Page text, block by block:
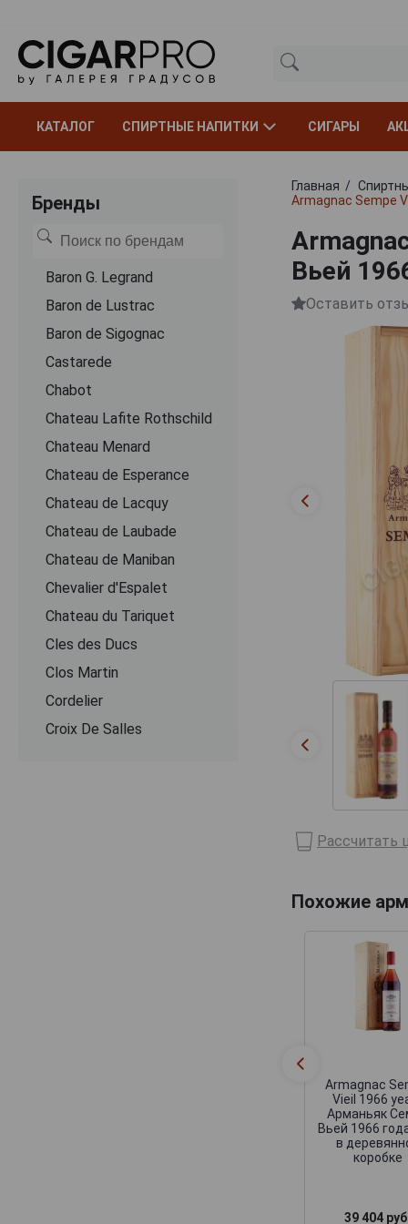
КАТАЛОГ СПИРТНЫЕ НАПИТКИ СИГАРЫ
Бренды
Baron G. Legrand
Baron de Lustrac
Baron de Sigognac
Castarede
Chabot
Chateau Lafite Rothschild
Chateau Menard
Chateau de Esperance
Chateau de Lacquy
Chateau de Laubade
Chateau de Maniban
Chevalier d'Espalet
Chаteau du Tariquet
Cles des Ducs
Clos Martin
Cordelier
Croix De Salles
Главная
Armagnac Sempe
Вьей
Оставить
Рассчитать
Похожие
Armagnac
Vieil 1966
Арманьяк
Вьей 1966
в
коробке
39 404